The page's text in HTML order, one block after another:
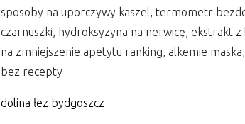
sposoby na uporczywy kaszel, termometr
czarnuszki, hydroksyzyna na nerwicę, ekstrakt
na zmniejszenie apetytu ranking, alkemie
bez recepty
dolina łez bydgoszcz